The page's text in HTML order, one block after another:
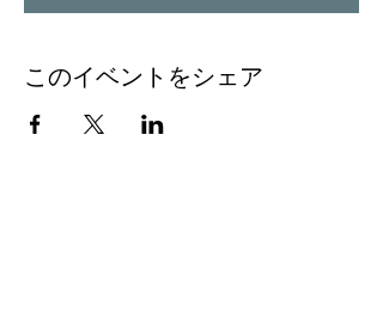
このイベントをシェア